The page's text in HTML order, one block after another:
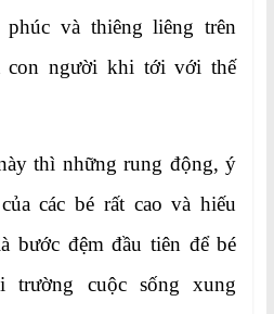
và thiêng liêng trên
con người khi tới với thế
thì những rung động, ý
các bé rất cao và hiếu
bước đệm đầu tiên để bé
cuộc sống xung